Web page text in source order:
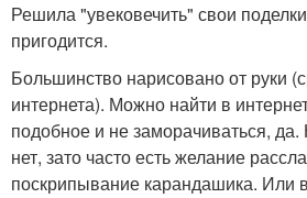
Решила "увековечить" свои
пригодится.
Большинство нарисовано от руки
интернета). Можно найти в
подобное и не заморачиваться,
нет, зато часто есть желание
поскрипывание карандашика. Или